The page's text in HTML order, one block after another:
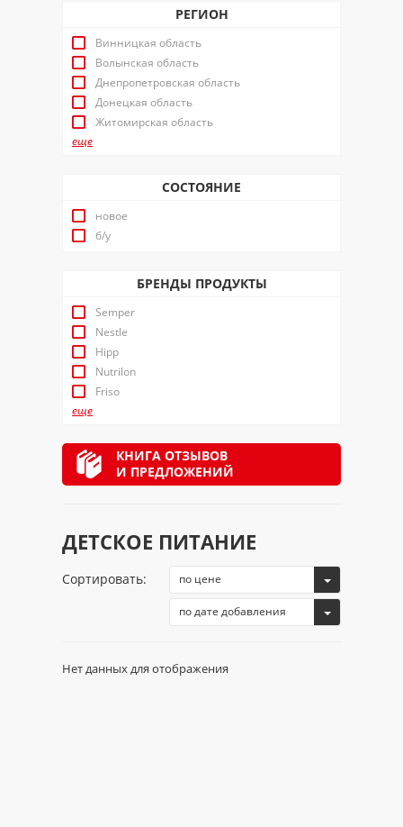
РЕГИОН
Винницкая область
Волынская область
Днепропетровская область
Донецкая область
Житомирская область
еще
СОСТОЯНИЕ
новое
б/у
БРЕНДЫ ПРОДУКТЫ
Semper
Nestle
Hipp
Nutrilon
Friso
еще
КНИГА ОТЗЫВОВ
И ПРЕДЛОЖЕНИЙ
ДЕТСКОЕ ПИТАНИЕ
Сортировать: по цене
по дате добавления
Нет данных для отображения